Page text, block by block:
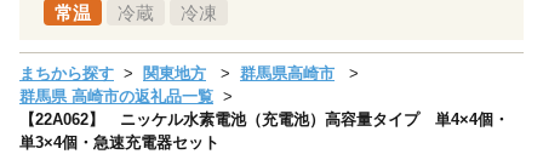
常温 冷蔵 冷凍
まちから探す 関東地方
群馬県高崎市
群馬県 高崎市の返礼品一覧
【22A062】 ニッケル水素電池（充電池）高容量タイプ 単4×4個・
単3×4個・急速充電器セット